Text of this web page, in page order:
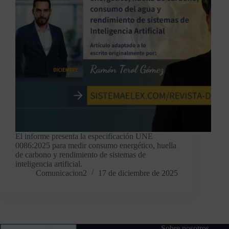
El informe presenta la especificación UNE
0086:2025 para medir consumo energético, huella
de carbono y rendimiento de sistemas de
inteligencia artificial.
Comunicacion2
17 de diciembre de 2025